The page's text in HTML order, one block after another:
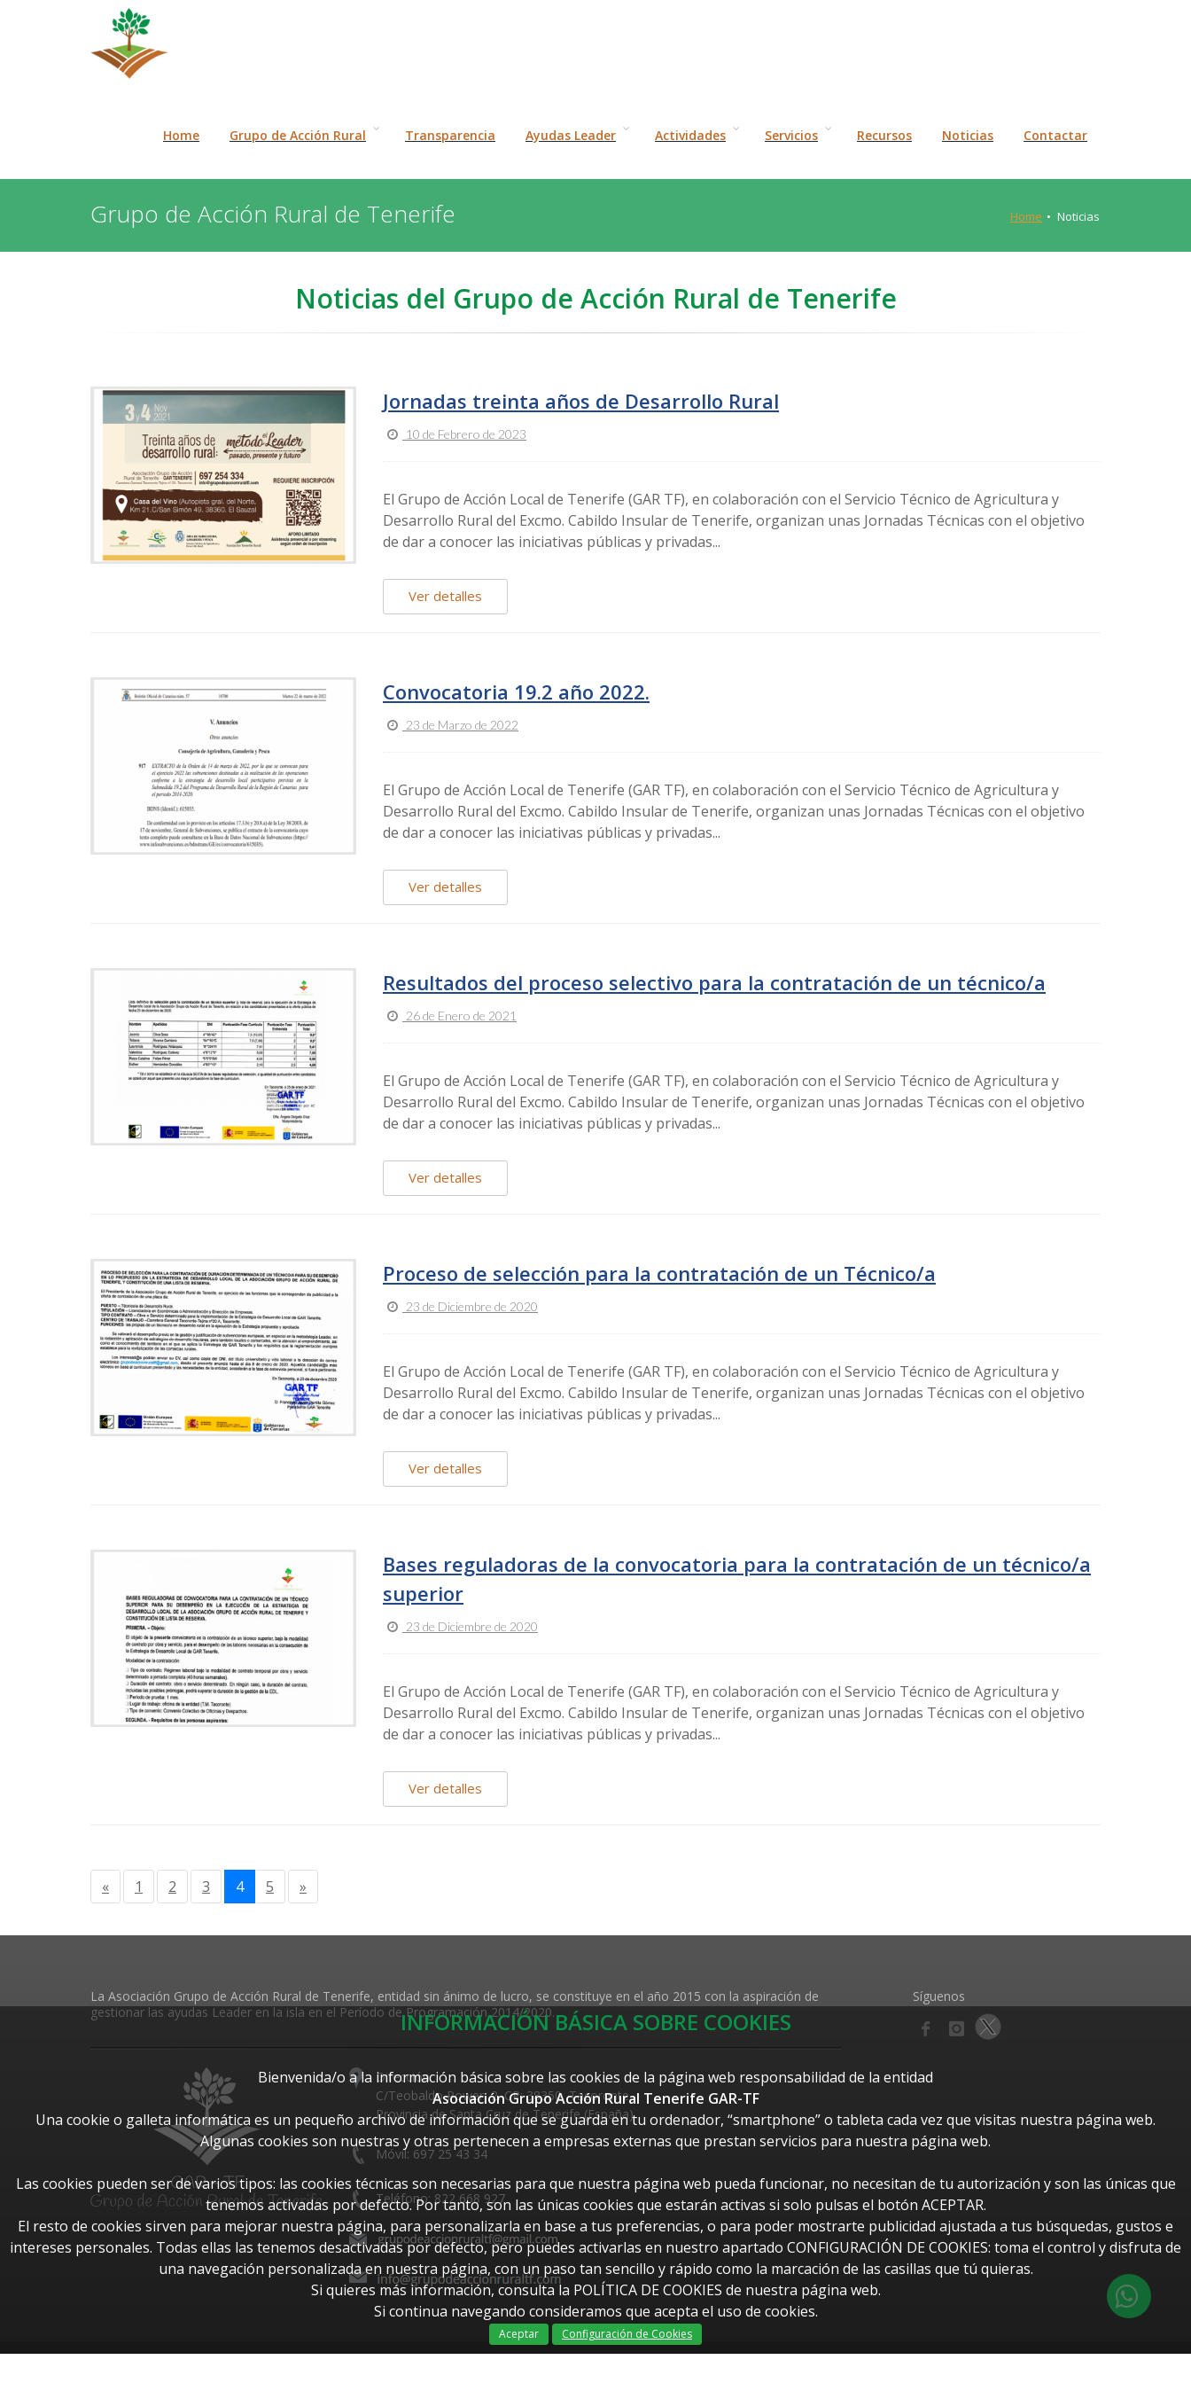
Home Grupo de Acción Rural Transparencia Ayudas Leader Actividades Servicios Recursos Noticias Contactar
Grupo de Acción Rural de Tenerife Home Noticias
Noticias del Grupo de Acción Rural de Tenerife
Jornadas treinta años de Desarrollo Rural
10 de Febrero de 2023
El Grupo de Acción Local de Tenerife (GAR TF), en colaboración con el Servicio Técnico de Agricultura y
Desarrollo Rural del Excmo. Cabildo Insular de Tenerife, organizan unas Jornadas Técnicas con el objetivo
de dar a conocer las iniciativas públicas y privadas...
Ver detalles
Convocatoria 19.2 año 2022.
23 de Marzo de 2022
El Grupo de Acción Local de Tenerife (GAR TF), en colaboración con el Servicio Técnico de Agricultura y
Desarrollo Rural del Excmo. Cabildo Insular de Tenerife, organizan unas Jornadas Técnicas con el objetivo
de dar a conocer las iniciativas públicas y privadas...
Ver detalles
Resultados del proceso selectivo para la contratación de un técnico/a
26 de Enero de 2021
El Grupo de Acción Local de Tenerife (GAR TF), en colaboración con el Servicio Técnico de Agricultura y
Desarrollo Rural del Excmo. Cabildo Insular de Tenerife, organizan unas Jornadas Técnicas con el objetivo
de dar a conocer las iniciativas públicas y privadas...
Ver detalles
Proceso de selección para la contratación de un Técnico/a
23 de Diciembre de 2020
El Grupo de Acción Local de Tenerife (GAR TF), en colaboración con el Servicio Técnico de Agricultura y
Desarrollo Rural del Excmo. Cabildo Insular de Tenerife, organizan unas Jornadas Técnicas con el objetivo
de dar a conocer las iniciativas públicas y privadas...
Ver detalles
Bases reguladoras de la convocatoria para la contratación de un técnico/a
superior
23 de Diciembre de 2020
El Grupo de Acción Local de Tenerife (GAR TF), en colaboración con el Servicio Técnico de Agricultura y
Desarrollo Rural del Excmo. Cabildo Insular de Tenerife, organizan unas Jornadas Técnicas con el objetivo
de dar a conocer las iniciativas públicas y privadas...
Ver detalles
« 1 2 3 4 5 »
La Asociación Grupo de Acción Rural de Tenerife, entidad sin ánimo de lucro, se constituye en el año 2015 con la aspiración de
gestionar las ayudas Leader en la isla en el Período de Programación 2014/2020.
Dirección:
C/Teobaldo Power, 2. CP: 38350, Tacoronte,
Provincia de Santa Cruz de Tenerife (España)
Móvil: 697 25 43 34
Teléfono: 822 668 927
Síguenos
INFORMACIÓN BÁSICA SOBRE COOKIES
Bienvenida/o a la información básica sobre las cookies de la página web responsabilidad de la entidad
Asociación Grupo Acción Rural Tenerife GAR-TF
Una cookie o galleta informática es un pequeño archivo de información que se guarda en tu ordenador, “smartphone” o tableta cada vez que visitas nuestra página web.
Algunas cookies son nuestras y otras pertenecen a empresas externas que prestan servicios para nuestra página web.
Las cookies pueden ser de varios tipos: las cookies técnicas son necesarias para que nuestra página web pueda funcionar, no necesitan de tu autorización y son las únicas que
tenemos activadas por defecto. Por tanto, son las únicas cookies que estarán activas si solo pulsas el botón ACEPTAR.
El resto de cookies sirven para mejorar nuestra página, para personalizarla en base a tus preferencias, o para poder mostrarte publicidad ajustada a tus búsquedas, gustos e
intereses personales. Todas ellas las tenemos desactivadas por defecto, pero puedes activarlas en nuestro apartado CONFIGURACIÓN DE COOKIES: toma el control y disfruta de
una navegación personalizada en nuestra página, con un paso tan sencillo y rápido como la marcación de las casillas que tú quieras.
Si quieres más información, consulta la POLÍTICA DE COOKIES de nuestra página web.
Si continua navegando consideramos que acepta el uso de cookies.
Aceptar Configuración de Cookies